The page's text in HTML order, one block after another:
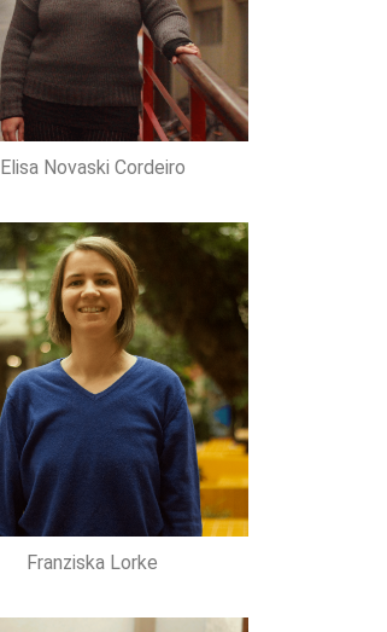
Elisa Novaski Cordeiro
Franziska Lorke